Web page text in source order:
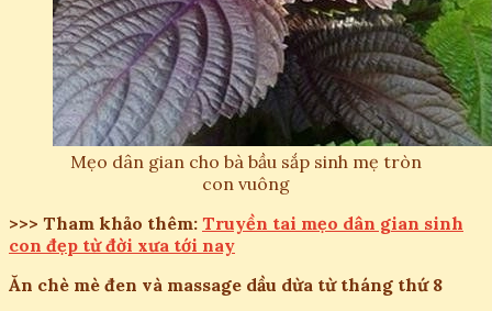
Mẹo dân gian cho bà bầu sắp sinh mẹ tròn
con vuông
>>> Tham khảo thêm: Truyền tai mẹo dân gian sinh
con đẹp từ đời xưa tới nay
Ăn chè mè đen và massage dầu dừa từ tháng thứ 8